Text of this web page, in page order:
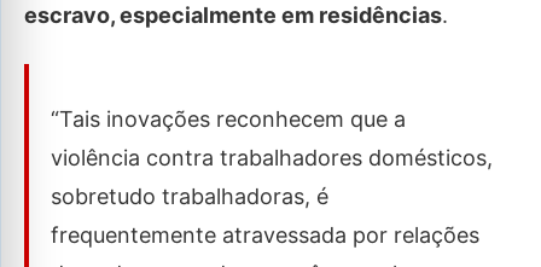
escravo, especialmente em residências.
“Tais inovações reconhecem que a
violência contra trabalhadores domésticos,
sobretudo trabalhadoras, é
frequentemente atravessada por relações